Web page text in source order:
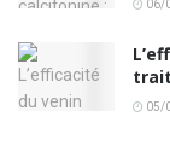
06/
05/